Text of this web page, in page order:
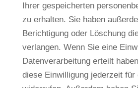
Ihrer gespeicherten
zu erhalten. Sie haben
Berichtigung oder Löschung
verlangen. Wenn Sie eine
Datenverarbeitung erteilt
diese Einwilligung jederzeit für